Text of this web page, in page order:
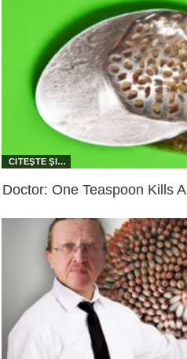
Doctor: One Teaspoon Kills